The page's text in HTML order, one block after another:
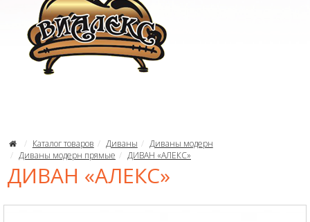
Каталог товаров Диваны
Диваны модерн
Диваны модерн прямые
ДИВАН «АЛЕКС»
ДИВАН «АЛЕКС»